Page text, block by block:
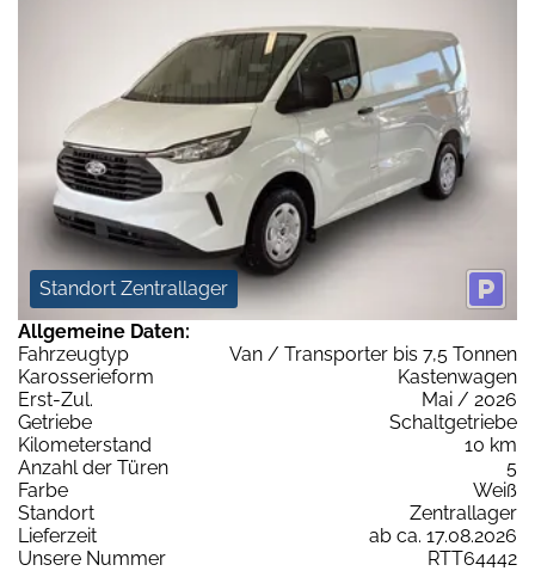
Standort Zentrallager
Allgemeine Daten:
Fahrzeugtyp
Van / Transporter bis 7,5 Tonnen
Karosserieform
Kastenwagen
Erst-Zul.
Mai / 2026
Getriebe
Schaltgetriebe
Kilometerstand
10 km
Anzahl der Türen
5
Farbe
Weiß
Standort
Zentrallager
Lieferzeit
ab ca. 17.08.2026
Unsere Nummer
RTT64442